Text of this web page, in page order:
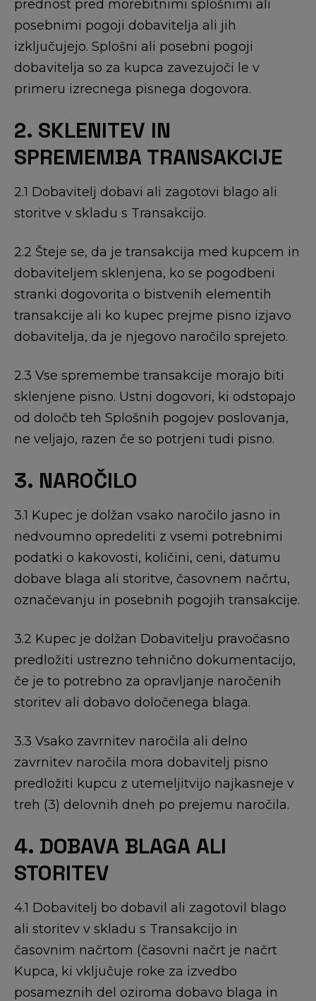
prednost pred morebitnimi splošnimi ali
posebnimi pogoji dobavitelja ali jih
izključujejo. Splošni ali posebni pogoji
dobavitelja so za kupca zavezujoči le v
primeru izrecnega pisnega dogovora.
2. SKLENITEV IN
SPREMEMBA TRANSAKCIJE
2.1 Dobavitelj dobavi ali zagotovi blago ali
storitve v skladu s Transakcijo.
2.2 Šteje se, da je transakcija med kupcem in
dobaviteljem sklenjena, ko se pogodbeni
stranki dogovorita o bistvenih elementih
transakcije ali ko kupec prejme pisno izjavo
dobavitelja, da je njegovo naročilo sprejeto.
2.3 Vse spremembe transakcije morajo biti
sklenjene pisno. Ustni dogovori, ki odstopajo
od določb teh Splošnih pogojev poslovanja,
ne veljajo, razen če so potrjeni tudi pisno.
3. NAROČILO
3.1 Kupec je dolžan vsako naročilo jasno in
nedvoumno opredeliti z vsemi potrebnimi
podatki o kakovosti, količini, ceni, datumu
dobave blaga ali storitve, časovnem načrtu,
označevanju in posebnih pogojih transakcije.
3.2 Kupec je dolžan Dobavitelju pravočasno
predložiti ustrezno tehnično dokumentacijo,
če je to potrebno za opravljanje naročenih
storitev ali dobavo določenega blaga.
3.3 Vsako zavrnitev naročila ali delno
zavrnitev naročila mora dobavitelj pisno
predložiti kupcu z utemeljitvijo najkasneje v
treh (3) delovnih dneh po prejemu naročila.
4. DOBAVA BLAGA ALI
STORITEV
4.1 Dobavitelj bo dobavil ali zagotovil blago
ali storitev v skladu s Transakcijo in
časovnim načrtom (časovni načrt je načrt
Kupca, ki vključuje roke za izvedbo
posameznih del oziroma dobavo blaga in